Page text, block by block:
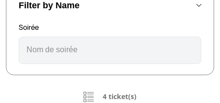
4 ticket(s)
Filter by Name
Soirée